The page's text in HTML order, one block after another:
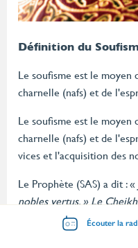
Définition du
Le soufisme est le
charnelle (nafs) et de
Le soufisme est le
charnelle (nafs) et de
vices et l'acquisition des
Le Prophète (SAS) a dit : «
nobles vertus. » Le
soufisme consiste à
abandonner ses interdits
Écouter la